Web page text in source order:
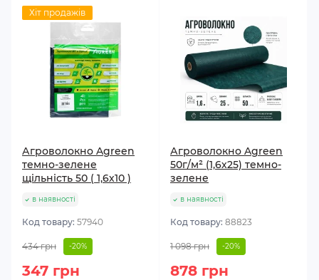
Хіт продажів
Агроволокно Agreen
темно-зелене
щільність 50 ( 1,6х10 )
в наявності
Код товару: 57940
434 грн -20%
347 грн
Агроволокно Agreen
50г/м² (1,6х25) темно-
зелене
в наявності
Код товару: 88823
1 098 грн -20%
878 грн